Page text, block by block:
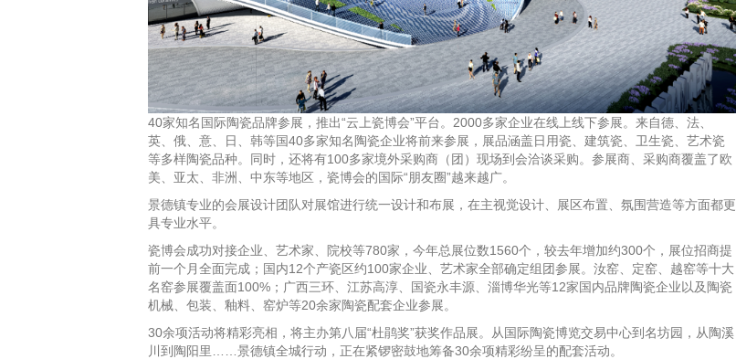
40家知名国际陶瓷品牌参展，推出“云上瓷博会”平台。2000多家企业在线上线下参展。来自德、法、
英、俄、意、日、韩等国40多家知名陶瓷企业将前来参展，展品涵盖日用瓷、建筑瓷、卫生瓷、艺术瓷
等多样陶瓷品种。同时，还将有100多家境外采购商（团）现场到会洽谈采购。参展商、采购商覆盖了欧
美、亚太、非洲、中东等地区，瓷博会的国际“朋友圈”越来越广。
景德镇专业的会展设计团队对展馆进行统一设计和布展，在主视觉设计、展区布置、氛围营造等方面都更
具专业水平。
瓷博会成功对接企业、艺术家、院校等780家，今年总展位数1560个，较去年增加约300个，展位招商提
前一个月全面完成；国内12个产瓷区约100家企业、艺术家全部确定组团参展。汝窑、定窑、越窑等十大
名窑参展覆盖面100%；广西三环、江苏高淳、国瓷永丰源、淄博华光等12家国内品牌陶瓷企业以及陶瓷
机械、包装、釉料、窑炉等20余家陶瓷配套企业参展。
30余项活动将精彩亮相，将主办第八届“杜鹃奖”获奖作品展。从国际陶瓷博览交易中心到名坊园，从陶溪
川到陶阳里……景德镇全城行动，正在紧锣密鼓地筹备30余项精彩纷呈的配套活动。